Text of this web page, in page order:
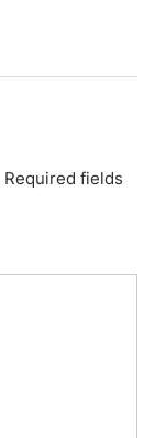
Required fields